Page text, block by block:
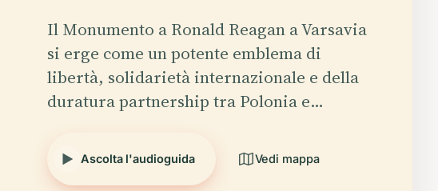
Il Monumento a Ronald Reagan a Varsavia
si erge come un potente emblema di
libertà, solidarietà internazionale e della
duratura partnership tra Polonia e…
Ascolta l'audioguida Vedi mappa